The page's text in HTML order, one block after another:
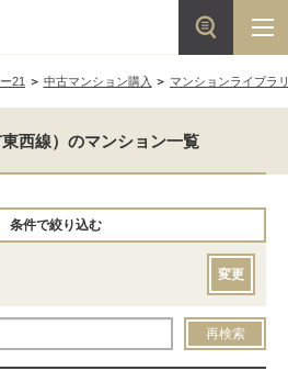
21 中古マンション購入 マンションライブラ
西線）のマンション一覧
条件で絞り込む
変更
再検索